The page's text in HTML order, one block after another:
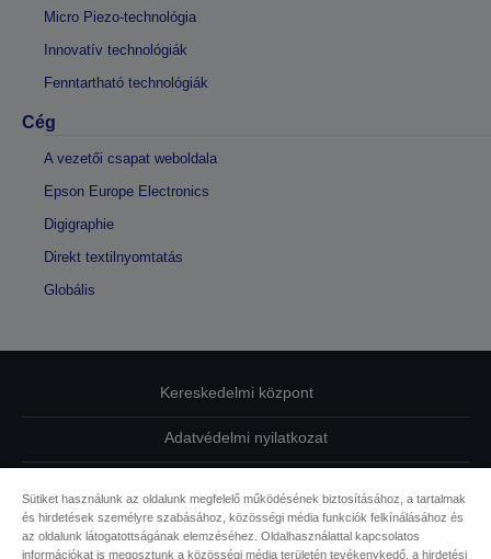
Micro Piezo-technológia
Innovatív technológiák
Fenntartható technológiák
Cég
A vezetői csapat weboldala
Epson Europe Electronics
Digigraphie
Direkt textilnyomtatás
Globális
Kereskedelmi központ
Adatvédelmi nyilatkozat
Kapcsolatfelvétel
Sütiket használunk az oldalunk megfelelő működésének biztosításához, a tartalmak
és hirdetések személyre szabásához, közösségi média funkciók felkínálásához és
az oldalunk látogatottságának elemzéséhez. Oldalhasználattal kapcsolatos
információkat is megosztunk a közösségi média területén tevékenykedő, a hirdetési